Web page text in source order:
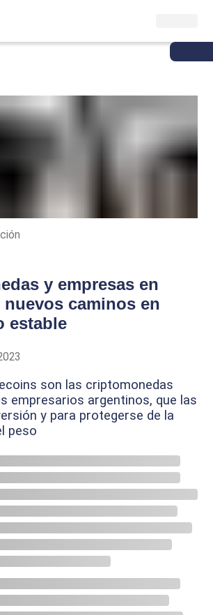
y empresas en
caminos en
estable
son las criptomonedas
empresarios argentinos, que las
y para protegerse de la
peso